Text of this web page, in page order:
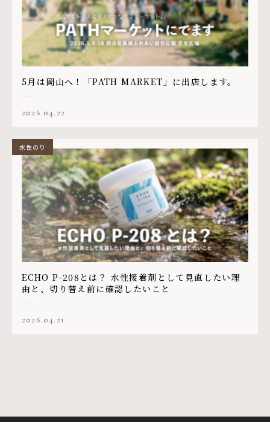
5月は岡山へ！「PATH MARKET」に出店します。
2026.04.22
ECHO P-208とは？ 水性接着剤として見直したい理
由と、切り替え前に確認したいこと
2026.04.21
水性のり